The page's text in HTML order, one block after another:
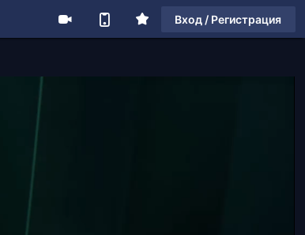
Вход / Регистрация